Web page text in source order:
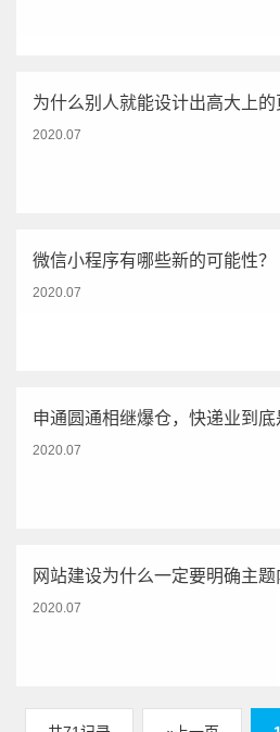
为什么别人就能设计出高大上的
2020.07
微信小程序有哪些新的可能性？
2020.07
申通圆通相继爆仓，快递业到底
2020.07
网站建设为什么一定要明确主题
2020.07